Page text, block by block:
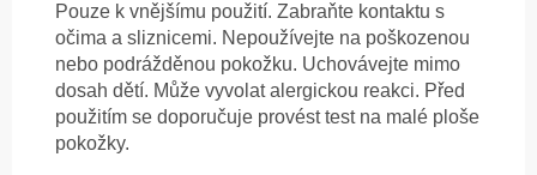
Pouze k vnějšímu použití. Zabraňte kontaktu s
očima a sliznicemi. Nepoužívejte na poškozenou
nebo podrážděnou pokožku. Uchovávejte mimo
dosah dětí. Může vyvolat alergickou reakci. Před
použitím se doporučuje provést test na malé ploše
pokožky.